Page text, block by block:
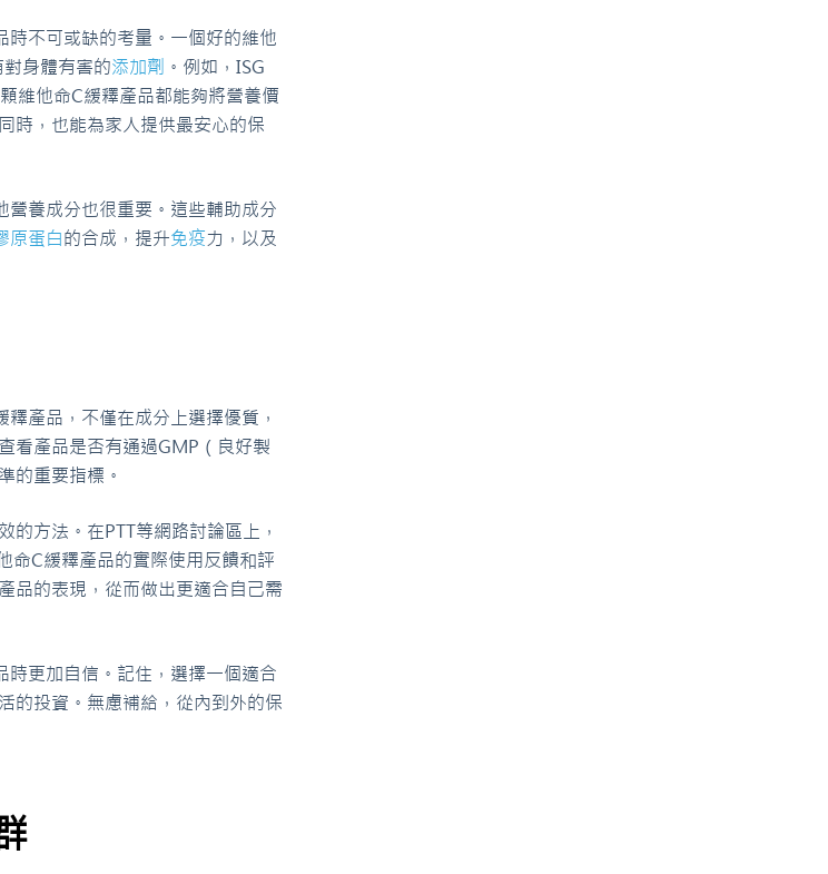
不可或缺的考量。一個好的維他
身體有害的添加劑 。例如，ISG
維他命C緩釋產品都能夠將營養價
時，也能為家人提供最安心的保
營養成分也很重要。這些輔助成分
原蛋白的合成，提升免疫力，以及
產品，不僅在成分上選擇優質，
看產品是否有通過GMP（良好製
的重要指標。
方法。在PTT等網路討論區上，
命C緩釋產品的實際使用反饋和評
品的表現，從而做出更適合自己需
更加自信。記住，選擇一個適合
的投資。無慮補給，從內到外的保